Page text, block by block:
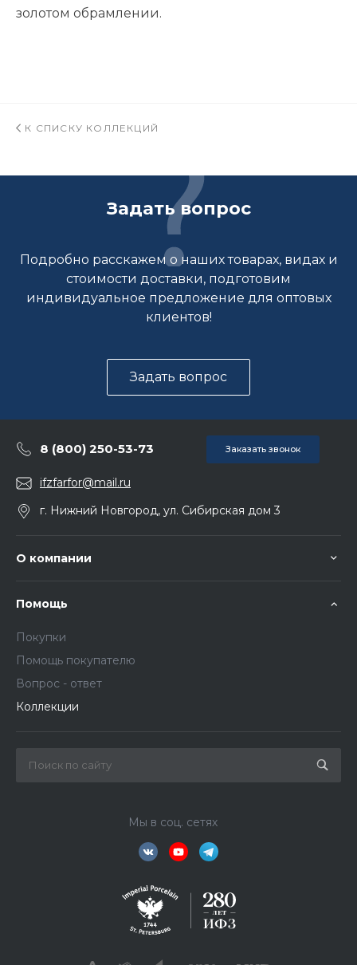
золотом обрамлении.
К СПИСКУ КОЛЛЕКЦИЙ
Задать вопрос
Подробно расскажем о наших товарах, видах и
стоимости доставки, подготовим
индивидуальное предложение для оптовых
клиентов!
Задать вопрос
8 (800) 250-53-73 Заказать звонок
ifzfarfor@mail.ru
г. Нижний Новгород, ул. Сибирская дом 3
О компании
Помощь
Покупки
Помощь покупателю
Вопрос - ответ
Коллекции
Мы в соц. сетях